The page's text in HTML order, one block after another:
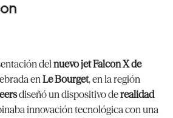
delnuevo jet Falcon X de
enLe Bourget, en la región
diseñó un dispositivo derealidad
innovación tecnológica con una